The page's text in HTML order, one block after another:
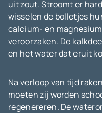
uit zout. Stroomt er
wisselen de bolletjes
calcium- en
veroorzaken. De
en het water dat eruit
Na verloop van tijd
moeten zij worden
regenereren. De